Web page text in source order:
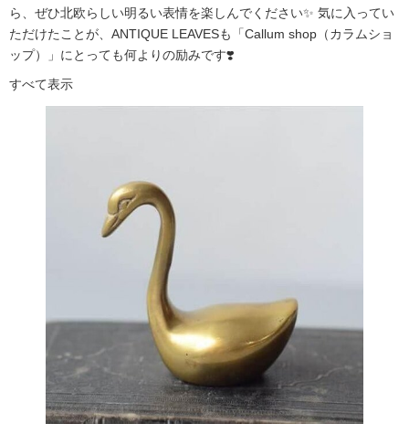
ら、ぜひ北欧らしい明るい表情を楽しんでください✨ 気に入ってい
ただけたことが、ANTIQUE LEAVESも「Callum shop（カラムショ
ップ）」にとっても何よりの励みです❣️
すべて表示